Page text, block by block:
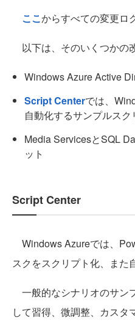
ここからすべての変更ロ
以下は、そのいくつかの
Windows Azure Active
Script Centerでは、
自動化するサンプルス
Media ServicesとSQL
ット
Script Center
Windows Azureでは、
スクをスクリプト化、また
一般的なシナリオのサン
して習得、微調整、カスタ